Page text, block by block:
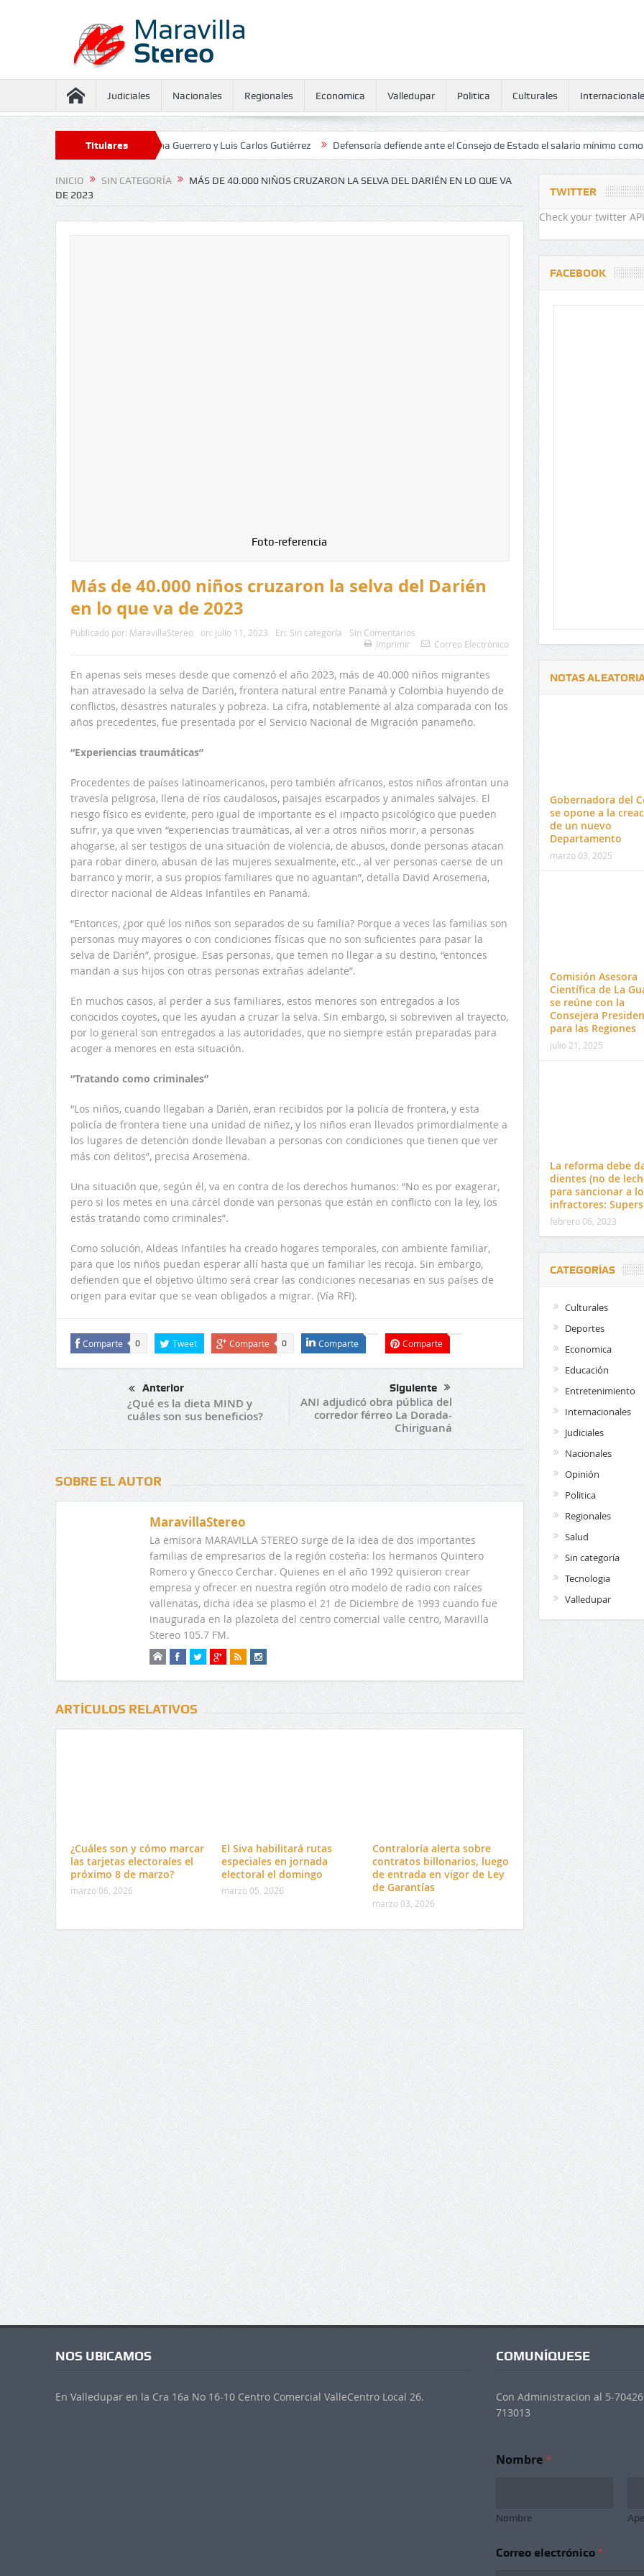
Judiciales Nacionales Regionales Economica Valledupar Politica Culturales
Titulares
contra Juliana Guerrero y Luis Carlos Gutiérrez Defensoría defiende ante el Consejo de Estado el salario mínimo como derecho
INICIO SIN CATEGORÍA
MÁS DE 40.000 NIÑOS CRUZARON LA SELVA DEL DARIÉN EN LO QUE VA
DE 2023
Foto-referencia
Más de 40.000 niños cruzaron la selva del Darién
en lo que va de 2023
Publicado por: MaravillaStereo on: julio 11, 2023 En: Sin categoría
Sin Comentarios
Imprimir
Correo Electrónico
En apenas seis meses desde que comenzó el año 2023, más de 40.000 niños migrantes
han atravesado la selva de Darién, frontera natural entre Panamá y Colombia huyendo de
conflictos, desastres naturales y pobreza. La cifra, notablemente al alza comparada con los
años precedentes, fue presentada por el Servicio Nacional de Migración panameño.
“Experiencias traumáticas”
Procedentes de países latinoamericanos, pero también africanos, estos niños afrontan una
travesía peligrosa, llena de ríos caudalosos, paisajes escarpados y animales salvajes. El
riesgo físico es evidente, pero igual de importante es el impacto psicológico que pueden
sufrir, ya que viven “experiencias traumáticas, al ver a otros niños morir, a personas
ahogarse, al ser testigos de una situación de violencia, de abusos, donde personas atacan
para robar dinero, abusan de las mujeres sexualmente, etc., al ver personas caerse de un
barranco y morir, a sus propios familiares que no aguantan”, detalla David Arosemena,
director nacional de Aldeas Infantiles en Panamá.
“Entonces, ¿por qué los niños son separados de su familia? Porque a veces las familias son
personas muy mayores o con condiciones físicas que no son suficientes para pasar la
selva de Darién”, prosigue. Esas personas, que temen no llegar a su destino, “entonces
mandan a sus hijos con otras personas extrañas adelante”.
En muchos casos, al perder a sus familiares, estos menores son entregados a los
conocidos coyotes, que les ayudan a cruzar la selva. Sin embargo, si sobreviven al trayecto,
por lo general son entregados a las autoridades, que no siempre están preparadas para
acoger a menores en esta situación.
“Tratando como criminales”
“Los niños, cuando llegaban a Darién, eran recibidos por la policía de frontera, y esta
policía de frontera tiene una unidad de niñez, y los niños eran llevados primordialmente a
los lugares de detención donde llevaban a personas con condiciones que tienen que ver
más con delitos”, precisa Arosemena.
Una situación que, según él, va en contra de los derechos humanos: “No es por exagerar,
pero si los metes en una cárcel donde van personas que están en conflicto con la ley, los
estás tratando como criminales”.
Como solución, Aldeas Infantiles ha creado hogares temporales, con ambiente familiar,
para que los niños puedan esperar allí hasta que un familiar les recoja. Sin embargo,
defienden que el objetivo último será crear las condiciones necesarias en sus países de
origen para evitar que se vean obligados a migrar. (Vía RFI).
Comparte 0 Tweet Comparte 0 Comparte Comparte
Anterior
¿Qué es la dieta MIND y
cuáles son sus beneficios?
Siguiente
ANI adjudicó obra pública del
corredor férreo La Dorada-
Chiriguaná
SOBRE EL AUTOR
MaravillaStereo
La emisora MARAVILLA STEREO surge de la idea de dos importantes
familias de empresarios de la región costeña: los hermanos Quintero
Romero y Gnecco Cerchar. Quienes en el año 1992 quisieron crear
empresa y ofrecer en nuestra región otro modelo de radio con raíces
vallenatas, dicha idea se plasmo el 21 de Diciembre de 1993 cuando fue
inaugurada en la plazoleta del centro comercial valle centro, Maravilla
Stereo 105.7 FM.
ARTÍCULOS RELATIVOS
¿Cuáles son y cómo marcar
las tarjetas electorales el
próximo 8 de marzo?
marzo 06, 2026
El Siva habilitará rutas
especiales en jornada
electoral el domingo
marzo 05, 2026
Contraloría alerta sobre
contratos billonarios, luego
de entrada en vigor de Ley
de Garantías
marzo 03, 2026
TWITTER
Check your twitter
FACEBOOK
NOTAS
Gobernadora del
se opone a la
de un nuevo
Departamento
marzo 03, 2025
Comisión Asesora
Científica de La
se reúne con la
Consejera
para las Regiones
julio 21, 2025
La reforma debe
dientes (no de
para sancionar a
infractores:
febrero 06, 2023
CATEGORÍAS
Culturales
Deportes
Economica
Educación
Entretenimiento
Internacionales
Judiciales
Nacionales
Opinión
Politica
Regionales
Salud
Sin categoría
Tecnologia
Valledupar
Delwin Jiménez, nuevo Contralor
Departamental del Cesar
El 17 de enero vence
venta de pines para
preuniversitario de la
NOS UBICAMOS
En Valledupar en la Cra 16a No 16-10 Centro Comercial ValleCentro Local 26.
COMUNÍQUESE
Con Administracion al 5-
713013
Nombre*
Nombre
u
Correo electrónico *